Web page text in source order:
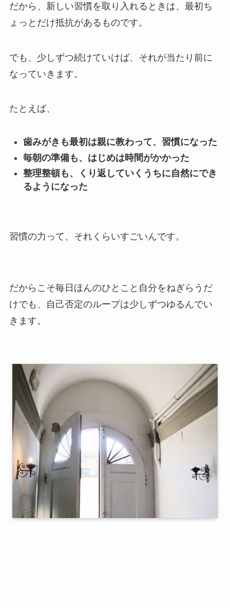
だから、新しい習慣を取り入れるときは、最初ち
ょっとだけ抵抗があるものです。
でも、少しずつ続けていけば、それが当たり前に
なっていきます。
たとえば、
歯みがきも最初は親に教わって、習慣になった
毎朝の準備も、はじめは時間がかかった
整理整頓も、くり返していくうちに自然にでき
るようになった
習慣の力って、それくらいすごいんです。
だからこそ毎日ほんのひとこと自分をねぎらうだ
けでも、自己否定のループは少しずつゆるんでい
きます。